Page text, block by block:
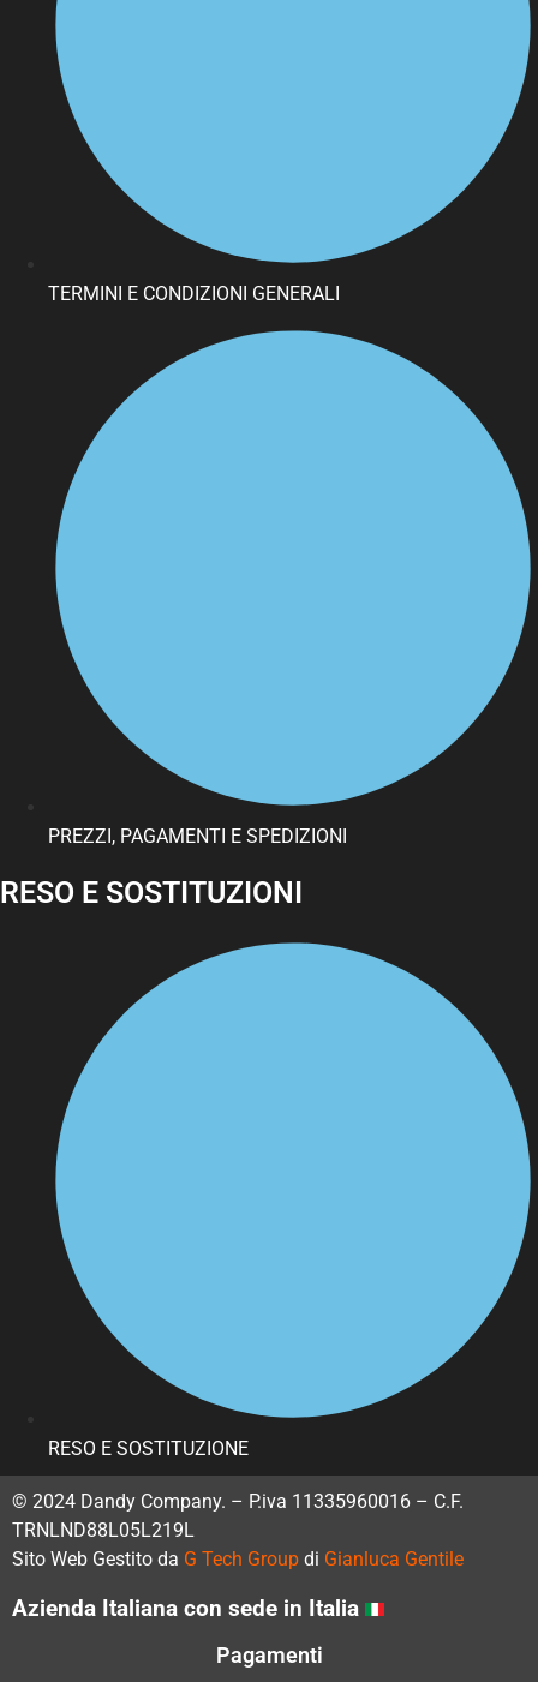
TERMINI E CONDIZIONI GENERALI
PREZZI, PAGAMENTI E SPEDIZIONI
RESO E SOSTITUZIONI
RESO E SOSTITUZIONE
© 2024 Dandy Company. – P.iva 11335960016 – C.F.
TRNLND88L05L219L
Sito Web Gestito da G Tech Group di Gianluca Gentile
Azienda Italiana con sede in Italia
Pagamenti